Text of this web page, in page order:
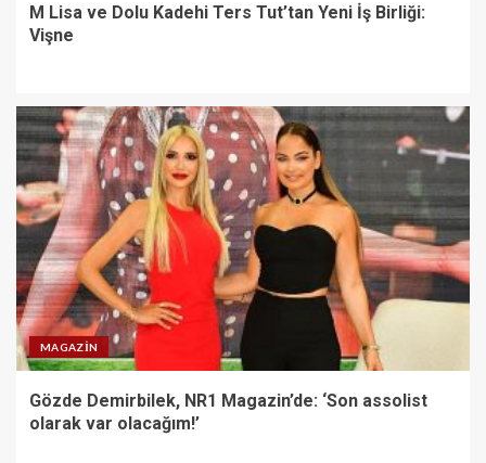
M Lisa ve Dolu Kadehi Ters Tut’tan Yeni İş Birliği:
Vişne
MAGAZIN
Gözde Demirbilek, NR1 Magazin’de: ‘Son assolist
olarak var olacağım!’